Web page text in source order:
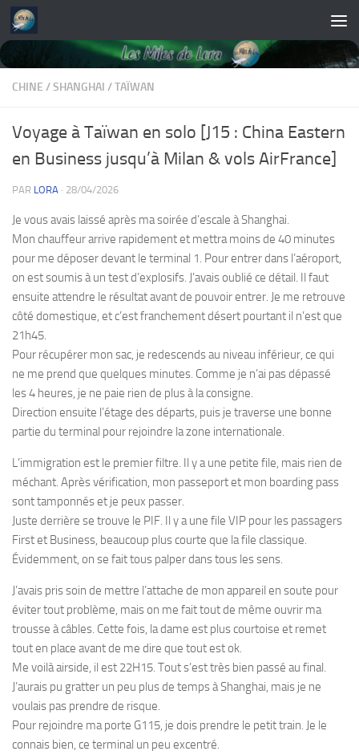
Skip to content
CHINE /SHANGHAI /TAÏWAN
Voyage à Taïwan en solo [J15 : China Eastern
en Business jusqu’à Milan & vols AirFrance]
PAR LORA · 28/04/2026
Je vous avais laissé après ma soirée d’escale à Shanghai.
Mon chauffeur arrive rapidement et mettra moins de 40 minutes
pour me déposer devant le terminal 1. Pour entrer dans l’aéroport,
on est soumis à un test d’explosifs. J’avais oublié ce détail. Il faut
ensuite attendre le résultat avant de pouvoir entrer. Je me retrouve
côté domestique, et c’est franchement désert pourtant il n’est que
21h45.
Pour récupérer mon sac, je redescends au niveau inférieur, ce qui
ne me prend que quelques minutes. Comme je n’ai pas dépassé
les 4 heures, je ne paie rien de plus à la consigne.
Direction ensuite l’étage des départs, puis je traverse une bonne
partie du terminal pour rejoindre la zone internationale.
L’immigration est le premier filtre. Il y a une petite file, mais rien de
méchant. Après vérification, mon passeport et mon boarding pass
sont tamponnés et je peux passer.
Juste derrière se trouve le PIF. Il y a une file VIP pour les passagers
First et Business, beaucoup plus courte que la file classique.
Évidemment, on se fait tous palper dans tous les sens.
J’avais pris soin de mettre l’attache de mon appareil en soute pour
éviter tout problème, mais on me fait tout de même ouvrir ma
trousse à câbles. Cette fois, la dame est plus courtoise et remet
tout en place avant de me dire que tout est ok.
Me voilà airside, il est 22H15. Tout s’est très bien passé au final.
J’aurais pu gratter un peu plus de temps à Shanghai, mais je ne
voulais pas prendre de risque.
Pour rejoindre ma porte G115, je dois prendre le petit train. Je le
connais bien, ce terminal un peu excentré.